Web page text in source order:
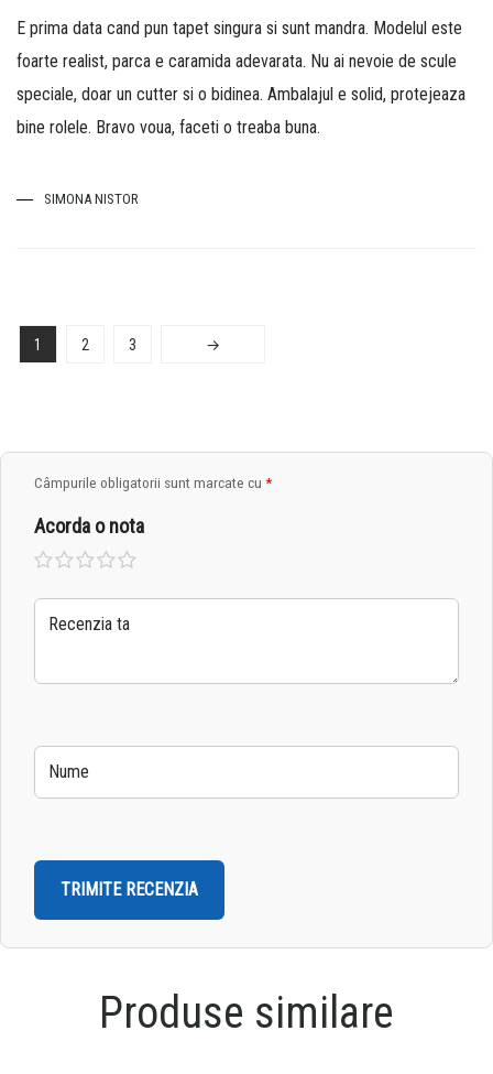
E prima data cand pun tapet singura si sunt mandra. Modelul este
foarte realist, parca e caramida adevarata. Nu ai nevoie de scule
speciale, doar un cutter si o bidinea. Ambalajul e solid, protejeaza
bine rolele. Bravo voua, faceti o treaba buna.
SIMONA NISTOR
1 2 3 →
Câmpurile obligatorii sunt marcate cu *
Acorda o nota
Una
din 5
2 din
5
3 din
5
4 din
5
5 din
5
Produse similare